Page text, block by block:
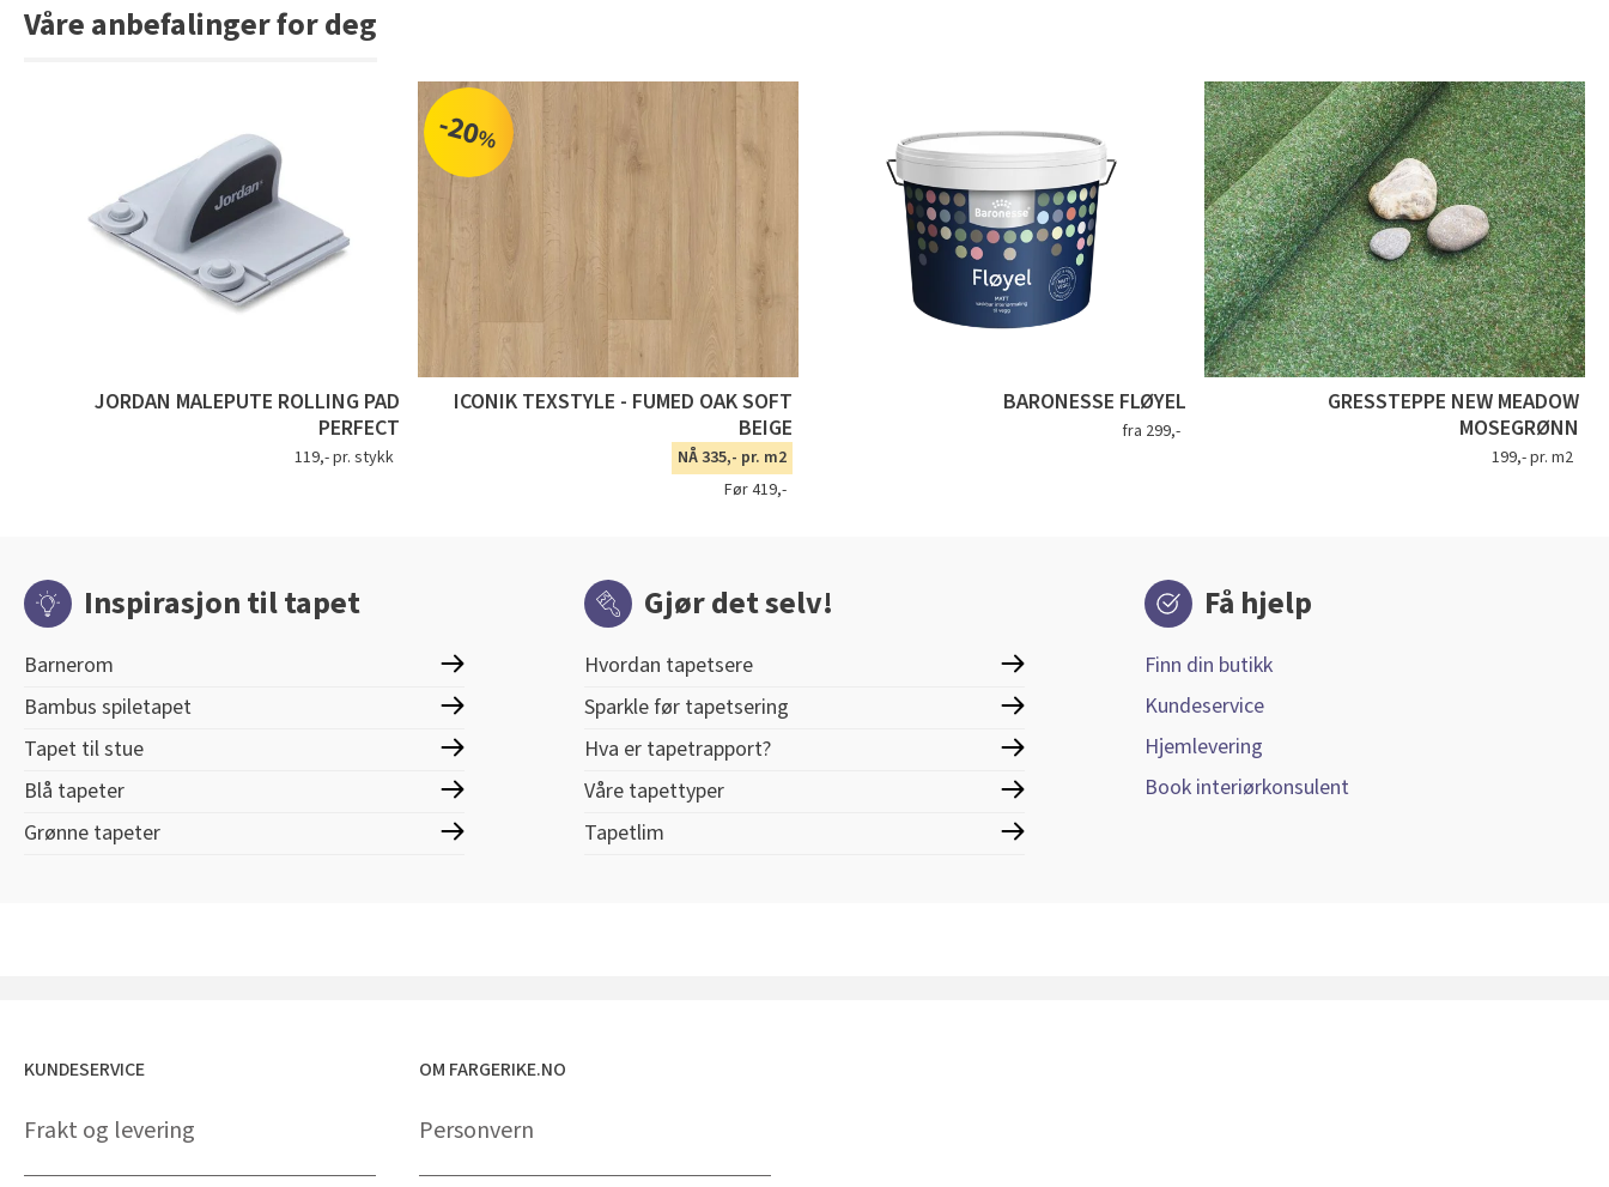
Våre anbefalinger for deg
JORDAN MALEPUTE ROLLING PAD
PERFECT
119,- pr. stykk
-20%
ICONIK TEXSTYLE - FUMED OAK SOFT
BEIGE
NÅ 335,- pr. m2
Før 419,-
BARONESSE FLØYEL
fra 299,-
GRESSTEPPE NEW MEADOW
MOSEGRØNN
199,- pr. m2
Inspirasjon til tapet
Barnerom
Bambus spiletapet
Tapet til stue
Blå tapeter
Grønne tapeter
Gjør det selv!
Hvordan tapetsere
Sparkle før tapetsering
Hva er tapetrapport?
Våre tapettyper
Tapetlim
Få hjelp
Finn din butikk
Kundeservice
Hjemlevering
Book interiørkonsulent
KUNDESERVICE
Frakt og levering
OM FARGERIKE.NO
Personvern